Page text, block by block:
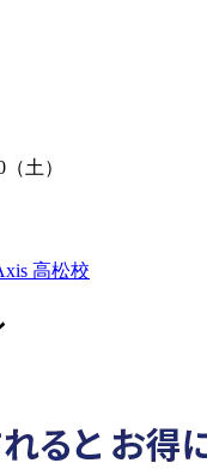
土）
高松校